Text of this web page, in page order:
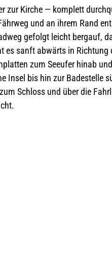
zur Kir­che — kom­plett
und an ihrem Rand
gefolgt leicht berg­auf,
sanft abwärts in Rich­tung
zum See­ufer hinab
Insel bis hin zur Bade­stelle
Schloss und über die